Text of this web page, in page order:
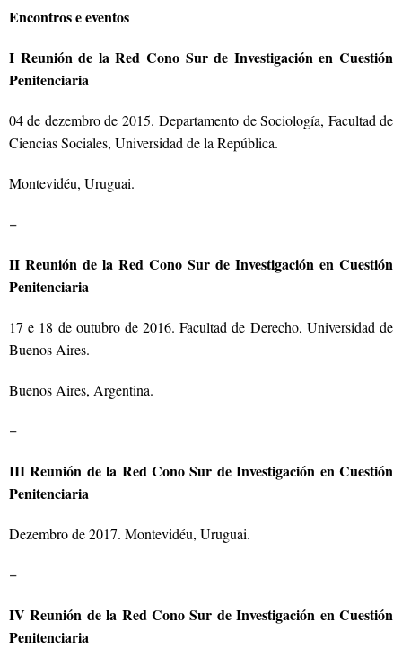
Encontros e eventos
I Reunión de la Red Cono Sur de Investigación en Cuestión
Penitenciaria
04 de dezembro de 2015. Departamento de Sociología, Facultad de
Ciencias Sociales, Universidad de la República.
Montevidéu, Uruguai.
–
II Reunión de la Red Cono Sur de Investigación en Cuestión
Penitenciaria
17 e 18 de outubro de 2016. Facultad de Derecho, Universidad de
Buenos Aires.
Buenos Aires, Argentina.
–
III Reunión de la Red Cono Sur de Investigación en Cuestión
Penitenciaria
Dezembro de 2017. Montevidéu, Uruguai.
–
IV Reunión de la Red Cono Sur de Investigación en Cuestión
Penitenciaria